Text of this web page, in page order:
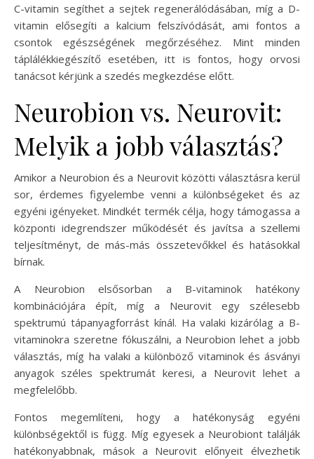
C-vitamin segíthet a sejtek regenerálódásában, míg a D-
vitamin elősegíti a kalcium felszívódását, ami fontos a
csontok egészségének megőrzéséhez. Mint minden
táplálékkiegészítő esetében, itt is fontos, hogy orvosi
tanácsot kérjünk a szedés megkezdése előtt.
Neurobion vs. Neurovit:
Melyik a jobb választás?
Amikor a Neurobion és a Neurovit közötti választásra kerül
sor, érdemes figyelembe venni a különbségeket és az
egyéni igényeket. Mindkét termék célja, hogy támogassa a
központi idegrendszer működését és javítsa a szellemi
teljesítményt, de más-más összetevőkkel és hatásokkal
bírnak.
A Neurobion elsősorban a B-vitaminok hatékony
kombinációjára épít, míg a Neurovit egy szélesebb
spektrumú tápanyagforrást kínál. Ha valaki kizárólag a B-
vitaminokra szeretne fókuszálni, a Neurobion lehet a jobb
választás, míg ha valaki a különböző vitaminok és ásványi
anyagok széles spektrumát keresi, a Neurovit lehet a
megfelelőbb.
Fontos megemlíteni, hogy a hatékonyság egyéni
különbségektől is függ. Míg egyesek a Neurobiont találják
hatékonyabbnak, mások a Neurovit előnyeit élvezhetik